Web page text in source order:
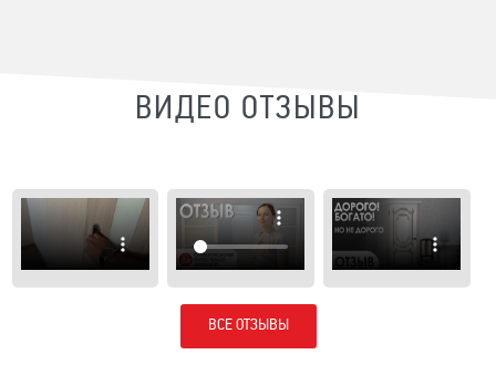
ВИДЕО ОТЗЫВЫ
ВСЕ ОТЗЫВЫ